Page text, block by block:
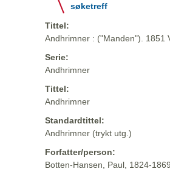
søketreff
Tittel:
Andhrimner : ("Manden"). 1851
Serie:
Andhrimner
Tittel:
Andhrimner
Standardtittel:
Andhrimner (trykt utg.)
Forfatter/person:
Botten-Hansen, Paul, 1824-